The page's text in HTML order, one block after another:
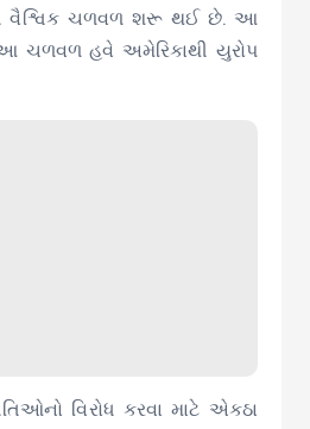
વૈશ્વિક ચળવળ શરૂ થઈ છે. આ
ચળવળ હવે અમેરિકાથી યુરોપ
વિરોધ કરવા માટે એકઠા